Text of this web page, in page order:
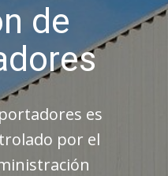
de
es
por el